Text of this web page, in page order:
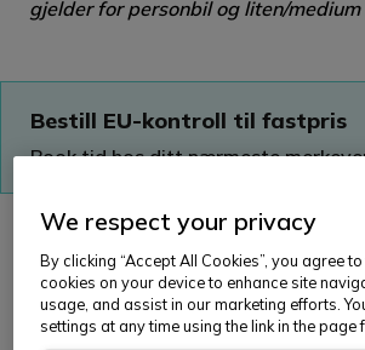
gjelder for personbil og liten/
Bestill EU-kontroll til fastpris
Book tid hos ditt nærmeste
Hva får du for pengene?
We respect your privacy
By clicking “Accept All Cookies”, you agree
cookies on your device to enhance site
usage, and assist in our marketing efforts.
settings at any time using the link in the page